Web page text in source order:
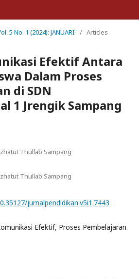
5 No. 1 (2024): JANUARI / Articles
Efektif Antara
Dalam Proses
di SDN
1 Jrengik Sampang
Thullab Sampang
Thullab Sampang
jurnalpendidikan.v5i1.7443
Efektif, Proses Pembelajaran.